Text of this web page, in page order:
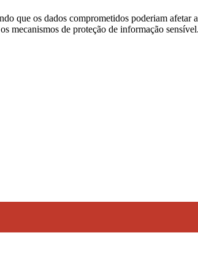
que os dados comprometidos poderiam
mecanismos de proteção de informação sensível.